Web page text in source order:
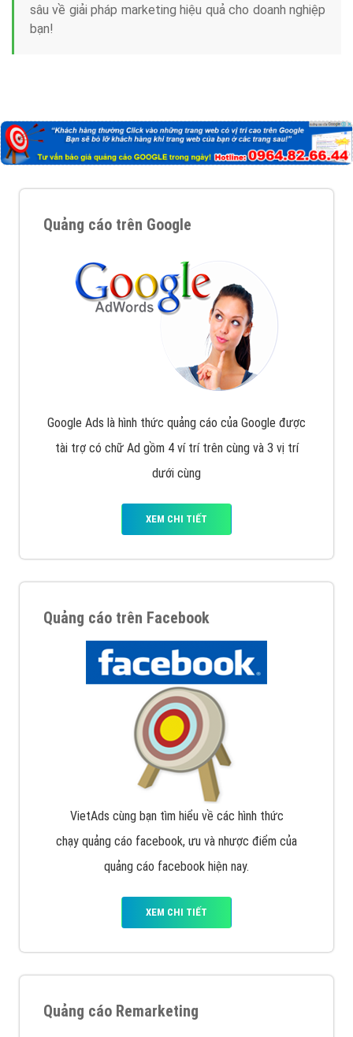
sâu về giải pháp marketing hiệu quả cho doanh nghiệp
bạn!
Quảng cáo trên Google
Google Ads là hình thức quảng cáo của Google được
tài trợ có chữ Ad gồm 4 ví trí trên cùng và 3 vị trí
dưới cùng
XEM CHI TIẾT
Quảng cáo trên Facebook
VietAds cùng bạn tìm hiểu về các hình thức
chạy quảng cáo facebook, ưu và nhược điểm của
quảng cáo facebook hiện nay.
XEM CHI TIẾT
Quảng cáo Remarketing